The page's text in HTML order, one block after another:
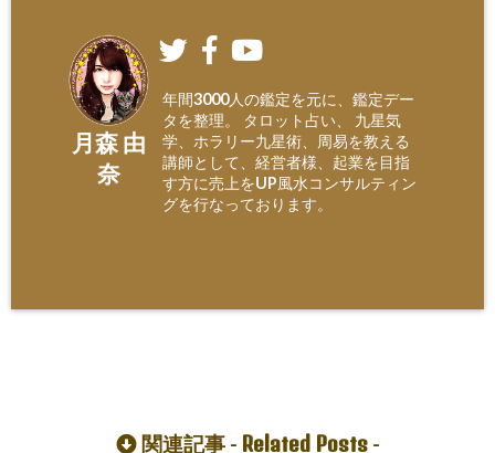
月森 由
奈
年間3000人の鑑定を元に、鑑定デー
タを整理。 タロット占い、 九星気
学、ホラリー九星術、周易を教える
講師として、経営者様、起業を目指
す方に売上をUP風水コンサルティン
グを行なっております。
関連記事 - Related Posts-